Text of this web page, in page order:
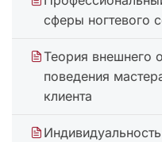
сферы ногтевого
Теория внешнего
поведения
клиента